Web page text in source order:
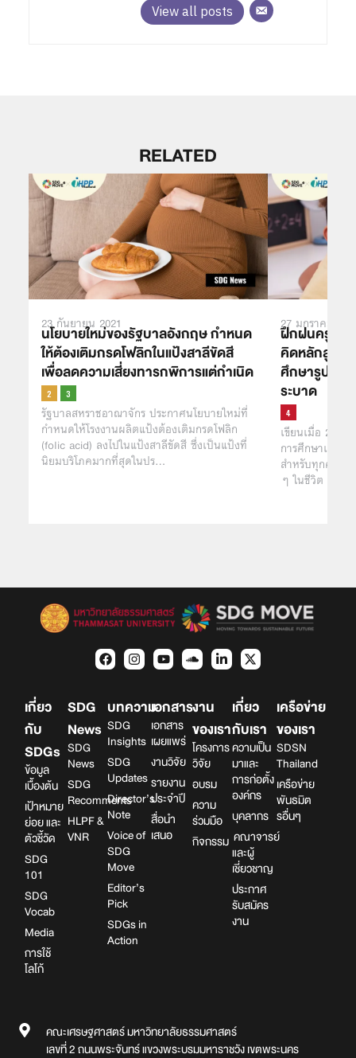
View all posts
RELATED
23 กันยายน 2021
นโยบายใหม่ของรัฐบาลอังกฤษ กำหนด
ให้ต้องเติมกรดโฟลิกในแป้งสาลีขัดสี
เพื่อลดความเสี่ยงทารกพิการแต่กำเนิด
รัฐบาลสหราชอาณาจักร ประกาศนโยบายใหม่ที่
กำหนดให้โรงงานผลิตแป้งต้องเติมกรดโฟลิก
(folic acid) ลงไปในแป้งสาลีขัดสี ซึ่งเป็นแป้งที่
นิยมบริโภคมากที่สุดในปร…
27 มกราคม
ฝึกฝนครู – เ
คิดหลักสูตร
ศึกษารูปแบบ
ระบาด
เขียนเมื่อ 25 ม
การศึกษาเป็นสิ
สำหรับทุกคน ที่
ๆ ในชีวิต การ
เกี่ยว
กับ
SDGs
ข้อมูล
เบื้องต้น
เป้าหมาย
ย่อย และ
ตัวชี้วัด
SDG
101
SDG
Vocab
Media
การใช้
โลโก้
SDG
News
SDG
News
SDG
Recomments
HLPF &
VNR
บทความ
SDG
Insights
SDG
Updates
Director’s
Note
Voice of
SDG
Move
Editor’s
Pick
SDGs in
Action
เอกสาร
เอกสาร
เผยแพร่
งานวิจัย
รายงาน
ประจำปี
สื่อนำ
เสนอ
งาน
ของเรา
โครงการ
วิจัย
อบรม
ความ
ร่วมมือ
กิจกรรม
เกี่ยว
กับเรา
ความเป็น
มาและ
การก่อตั้ง
องค์กร
บุคลากร
คณาจารย์
และผู้
เชี่ยวชาญ
ประกาศ
รับสมัคร
งาน
เครือข่าย
ของเรา
SDSN
Thailand
เครือข่าย
พันธมิต
รอื่นๆ
คณะเศรษฐศาสตร์ มหาวิทยาลัยธรรมศาสตร์
เลขที่ 2 ถนนพระจันทร์ แขวงพระบรมมหาราชวัง เขตพระนคร